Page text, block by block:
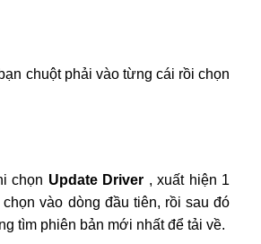
chuột phải vào từng cái rồi chọn
chọn Update Driver , xuất hiện 1
vào dòng đầu tiên, rồi sau đó
tìm phiên bản mới nhất để tải về.